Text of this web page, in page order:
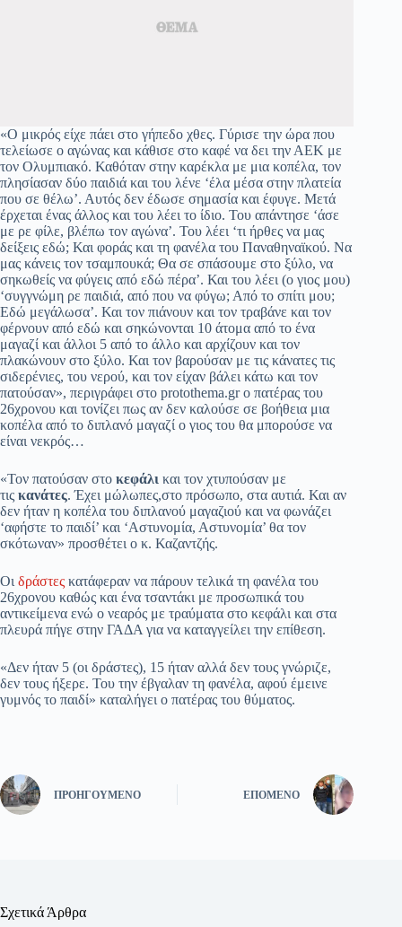
«Ο μικρός είχε πάει στο γήπεδο χθες. Γύρισε την ώρα που
τελείωσε ο αγώνας και κάθισε στο καφέ να δει την ΑΕΚ με
τον Ολυμπιακό. Καθόταν στην καρέκλα με μια κοπέλα, τον
πλησίασαν δύο παιδιά και του λένε ‘έλα μέσα στην πλατεία
που σε θέλω’. Αυτός δεν έδωσε σημασία και έφυγε. Μετά
έρχεται ένας άλλος και του λέει το ίδιο. Του απάντησε ‘άσε
με ρε φίλε, βλέπω τον αγώνα’. Του λέει ‘τι ήρθες να μας
δείξεις εδώ; Και φοράς και τη φανέλα του Παναθηναϊκού. Να
μας κάνεις τον τσαμπουκά; Θα σε σπάσουμε στο ξύλο, να
σηκωθείς να φύγεις από εδώ πέρα’. Και του λέει (ο γιος μου)
‘συγγνώμη ρε παιδιά, από που να φύγω; Από το σπίτι μου;
Εδώ μεγάλωσα’. Και τον πιάνουν και τον τραβάνε και τον
φέρνουν από εδώ και σηκώνονται 10 άτομα από το ένα
μαγαζί και άλλοι 5 από το άλλο και αρχίζουν και τον
πλακώνουν στο ξύλο. Και τον βαρούσαν με τις κάνατες τις
σιδερένιες, του νερού, και τον είχαν βάλει κάτω και τον
πατούσαν», περιγράφει στο protothema.gr ο πατέρας του
26χρονου και τονίζει πως αν δεν καλούσε σε βοήθεια μια
κοπέλα από το διπλανό μαγαζί ο γιος του θα μπορούσε να
είναι νεκρός…
«Τον πατούσαν στο κεφάλι και τον χτυπούσαν με
τις κανάτες. Έχει μώλωπες,στο πρόσωπο, στα αυτιά. Και αν
δεν ήταν η κοπέλα του διπλανού μαγαζιού και να φωνάζει
‘αφήστε το παιδί’ και ‘Αστυνομία, Αστυνομία’ θα τον
σκότωναν» προσθέτει ο κ. Καζαντζής.
Οι δράστες κατάφεραν να πάρουν τελικά τη φανέλα του
26χρονου καθώς και ένα τσαντάκι με προσωπικά του
αντικείμενα ενώ ο νεαρός με τραύματα στο κεφάλι και στα
πλευρά πήγε στην ΓΑΔΑ για να καταγγείλει την επίθεση.
«Δεν ήταν 5 (οι δράστες), 15 ήταν αλλά δεν τους γνώριζε,
δεν τους ήξερε. Του την έβγαλαν τη φανέλα, αφού έμεινε
γυμνός το παιδί» καταλήγει ο πατέρας του θύματος.
ΠΡΟΗΓΟΎΜΕΝΟ ΕΠΌΜΕΝΟ
Σχετικά Άρθρα